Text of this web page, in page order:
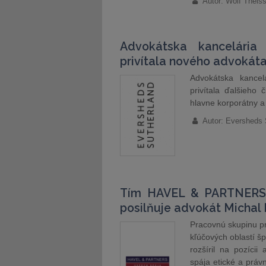
Advokátska
privítala nového
Advokátska
privítala ďalšieho
hlavne korporátny
Autor: Eversheds
Tím HAVEL &
posilňuje advokát Michal
Pracovnú skupinu
kľúčových oblastí
rozšíril na pozícii
spája etické a